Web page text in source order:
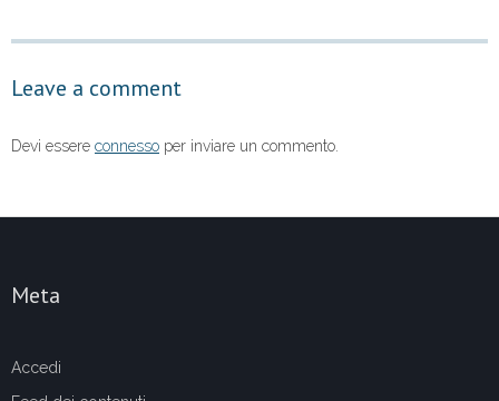
k
Leave a comment
Devi essere connesso per inviare un commento.
Meta
Accedi